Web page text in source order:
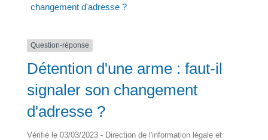
changement d'adresse ?
Question-réponse
Détention d'une arme : faut-il
signaler son changement
d'adresse ?
Vérifié le 03/03/2023 - Direction de l'information légale et